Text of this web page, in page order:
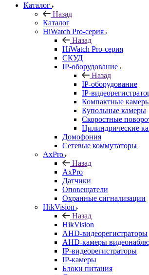
Каталог
Назад
Каталог
HiWatch Pro-серия
Назад
HiWatch Pro-серия
CКУД
IP-оборудование
Назад
IP-оборудование
IP-
Компактные
Купольные камеры
Скоростные
Цилиндрические
Домофония
Сетевые коммутаторы
AxPro
Назад
AxPro
Датчики
Оповещатели
Охранные сигнализации
HikVision
Назад
HikVision
AHD-видеорегистраторы
AHD-камеры
IP-видеорегистраторы
IP-камеры
Блоки питания